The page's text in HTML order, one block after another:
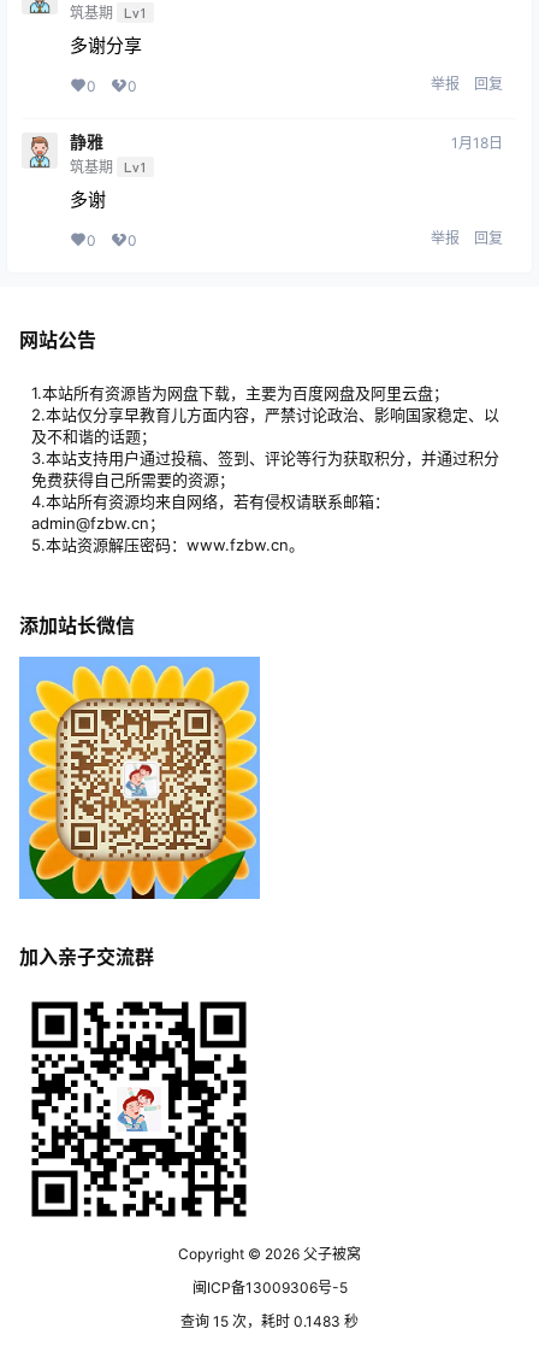
筑基期 Lv1
多谢分享
0 0 举报 回复
静雅
筑基期 Lv1
1月18日
多谢
0 0 举报 回复
网站公告
1.本站所有资源皆为网盘下载，主要为百度网盘及阿里云盘；
2.本站仅分享早教育儿方面内容，严禁讨论政治、影响国家稳定、以
及不和谐的话题；
3.本站支持用户通过投稿、签到、评论等行为获取积分，并通过积分
免费获得自己所需要的资源；
4.本站所有资源均来自网络，若有侵权请联系邮箱：
admin@fzbw.cn；
5.本站资源解压密码：www.fzbw.cn。
添加站长微信
加入亲子交流群
Copyright © 2026 父子被窝
闽ICP备13009306号-5
查询 15 次，耗时 0.1483 秒